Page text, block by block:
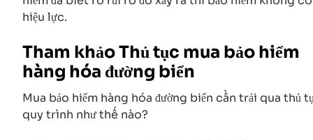
hiệu lực.
Tham khảo Thủ tục mua bảo hiểm
hàng hóa đường biển
Mua bảo hiểm hàng hóa đường biển cần trải qua thủ
quy trình như thế nào?